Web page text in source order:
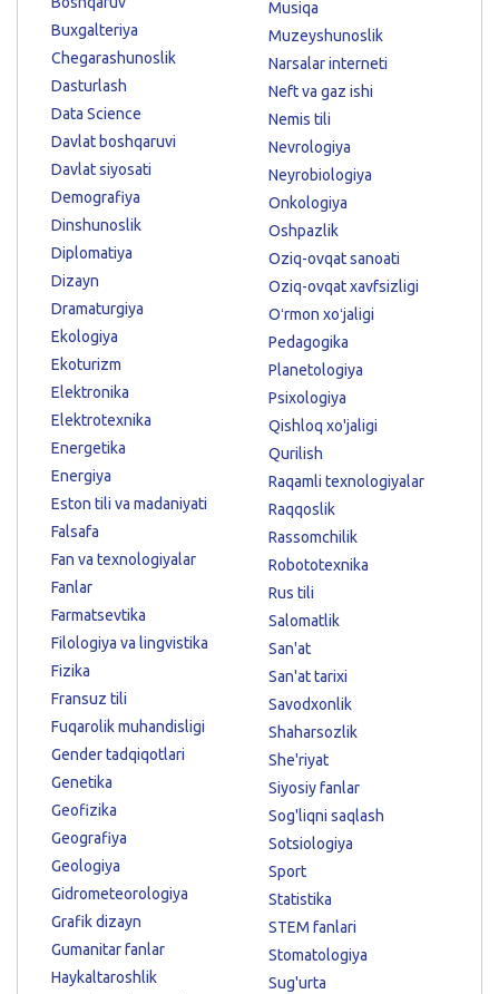
Buxgalteriya
Chegarashunoslik
Dasturlash
Data Science
Davlat boshqaruvi
Davlat siyosati
Demografiya
Dinshunoslik
Diplomatiya
Dizayn
Dramaturgiya
Ekologiya
Ekoturizm
Elektronika
Elektrotexnika
Energetika
Energiya
Eston tili va madaniyati
Falsafa
Fan va texnologiyalar
Fanlar
Farmatsevtika
Filologiya va lingvistika
Fizika
Fransuz tili
Fuqarolik muhandisligi
Gender tadqiqotlari
Genetika
Geofizika
Geografiya
Geologiya
Gidrometeorologiya
Grafik dizayn
Gumanitar fanlar
Haykaltaroshlik
Musiqa
Muzeyshunoslik
Narsalar interneti
Neft va gaz ishi
Nemis tili
Nevrologiya
Neyrobiologiya
Onkologiya
Oshpazlik
Oziq-ovqat sanoati
Oziq-ovqat xavfsizligi
Oʻrmon xoʻjaligi
Pedagogika
Planetologiya
Psixologiya
Qishloq xo'jaligi
Qurilish
Raqamli texnologiyalar
Raqqoslik
Rassomchilik
Robototexnika
Rus tili
Salomatlik
San'at
San'at tarixi
Savodxonlik
Shaharsozlik
She'riyat
Siyosiy fanlar
Sog'liqni saqlash
Sotsiologiya
Sport
Statistika
STEM fanlari
Stomatologiya
Sug'urta